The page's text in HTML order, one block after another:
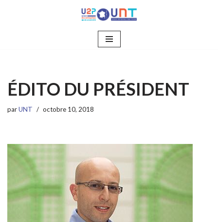
ÉDITO DU PRÉSIDENT
parUNT octobre 10, 2018